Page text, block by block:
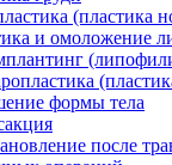
(пластика
и омоложение
формы тела
после